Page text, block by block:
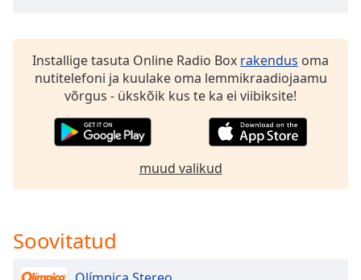
and
Opacity
Text
Color
Installige tasuta Online Radio Box rakendus oma
nutitelefoni ja kuulake oma lemmikraadiojaamu
võrgus - ükskõik kus te ka ei viibiksite!
muud valikud
Soovitatud